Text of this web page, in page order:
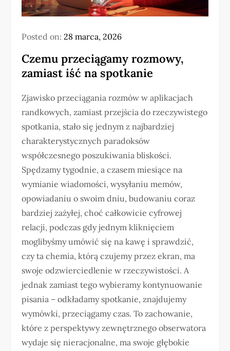
Posted on:28 marca, 2026
Czemu przeciągamy rozmowy,
zamiast iść na spotkanie
Zjawisko przeciągania rozmów w aplikacjach
randkowych, zamiast przejścia do rzeczywistego
spotkania, stało się jednym z najbardziej
charakterystycznych paradoksów
współczesnego poszukiwania bliskości.
Spędzamy tygodnie, a czasem miesiące na
wymianie wiadomości, wysyłaniu memów,
opowiadaniu o swoim dniu, budowaniu coraz
bardziej zażyłej, choć całkowicie cyfrowej
relacji, podczas gdy jednym kliknięciem
moglibyśmy umówić się na kawę i sprawdzić,
czy ta chemia, którą czujemy przez ekran, ma
swoje odzwierciedlenie w rzeczywistości. A
jednak zamiast tego wybieramy kontynuowanie
pisania – odkładamy spotkanie, znajdujemy
wymówki, przeciągamy czas. To zachowanie,
które z perspektywy zewnętrznego obserwatora
wydaje się nieracjonalne, ma swoje głębokie